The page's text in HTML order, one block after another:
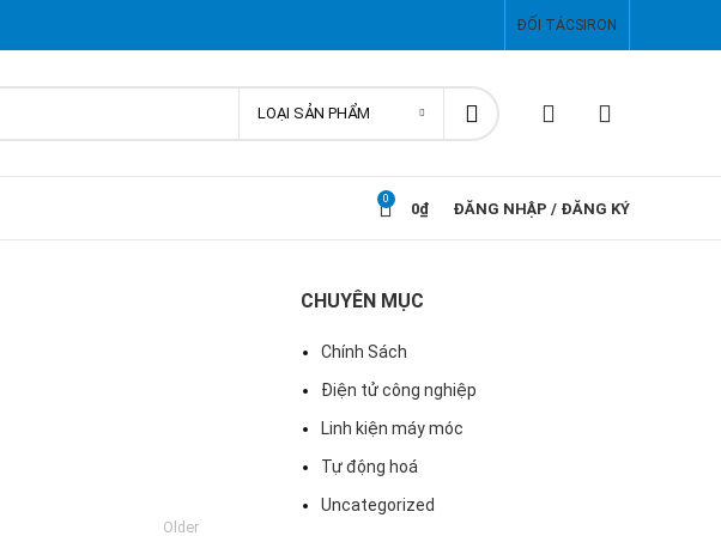
ĐỐI TÁCSIRON
LOẠI SẢN PHẨM
0
0₫ ĐĂNG NHẬP / ĐĂNG KÝ
Older
CHUYÊN MỤC
Chính Sách
Điện tử công nghiệp
Linh kiện máy móc
Tự động hoá
Uncategorized